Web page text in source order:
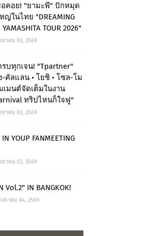
คอย! "ยามะพี" ปักหมุด
ญ่ในไทย "DREAMING
YAMASHITA TOUR 2026"
าคม 03, 2569
บทุกเจน! "Tpartner"
คัลแลน • โยชิ • โซล-โม
เมนต์จัดเต็มในงาน
ทริปไหนก็ใจฟู"
าคม 03, 2569
YOUP FANMEETING
าคม 03, 2569
Vol.2" IN BANGKOK!
หาคม 04, 2569